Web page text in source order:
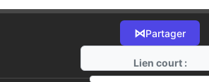
⋈Partager
Lien court :